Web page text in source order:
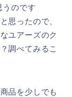
うのです
思ったので、
ユアーズのク
調べてみるこ
品を少しでも